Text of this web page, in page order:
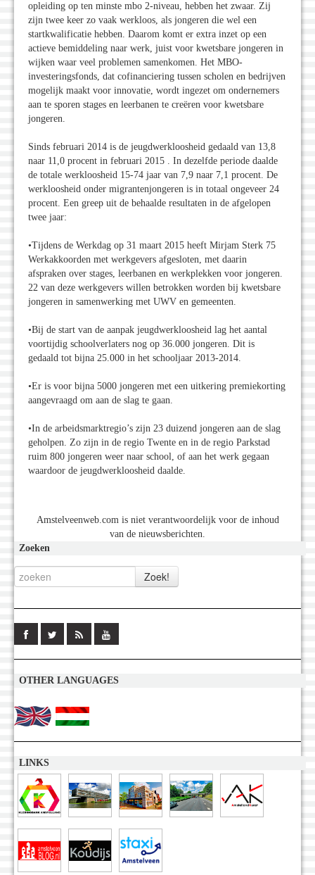
opleiding op ten minste mbo 2-niveau, hebben het zwaar. Zij
zijn twee keer zo vaak werkloos, als jongeren die wel een
startkwalificatie hebben. Daarom komt er extra inzet op een
actieve bemiddeling naar werk, juist voor kwetsbare jongeren in
wijken waar veel problemen samenkomen. Het MBO-
investeringsfonds, dat cofinanciering tussen scholen en bedrijven
mogelijk maakt voor innovatie, wordt ingezet om ondernemers
aan te sporen stages en leerbanen te creëren voor kwetsbare
jongeren.
Sinds februari 2014 is de jeugdwerkloosheid gedaald van 13,8
naar 11,0 procent in februari 2015 . In dezelfde periode daalde
de totale werkloosheid 15-74 jaar van 7,9 naar 7,1 procent. De
werkloosheid onder migrantenjongeren is in totaal ongeveer 24
procent. Een greep uit de behaalde resultaten in de afgelopen
twee jaar:
•Tijdens de Werkdag op 31 maart 2015 heeft Mirjam Sterk 75
Werkakkoorden met werkgevers afgesloten, met daarin
afspraken over stages, leerbanen en werkplekken voor jongeren.
22 van deze werkgevers willen betrokken worden bij kwetsbare
jongeren in samenwerking met UWV en gemeenten.
•Bij de start van de aanpak jeugdwerkloosheid lag het aantal
voortijdig schoolverlaters nog op 36.000 jongeren. Dit is
gedaald tot bijna 25.000 in het schooljaar 2013-2014.
•Er is voor bijna 5000 jongeren met een uitkering premiekorting
aangevraagd om aan de slag te gaan.
•In de arbeidsmarktregio’s zijn 23 duizend jongeren aan de slag
geholpen. Zo zijn in de regio Twente en in de regio Parkstad
ruim 800 jongeren weer naar school, of aan het werk gegaan
waardoor de jeugdwerkloosheid daalde.
Amstelveenweb.com is niet verantwoordelijk voor de inhoud
van de nieuwsberichten.
Zoeken
OTHER LANGUAGES
LINKS